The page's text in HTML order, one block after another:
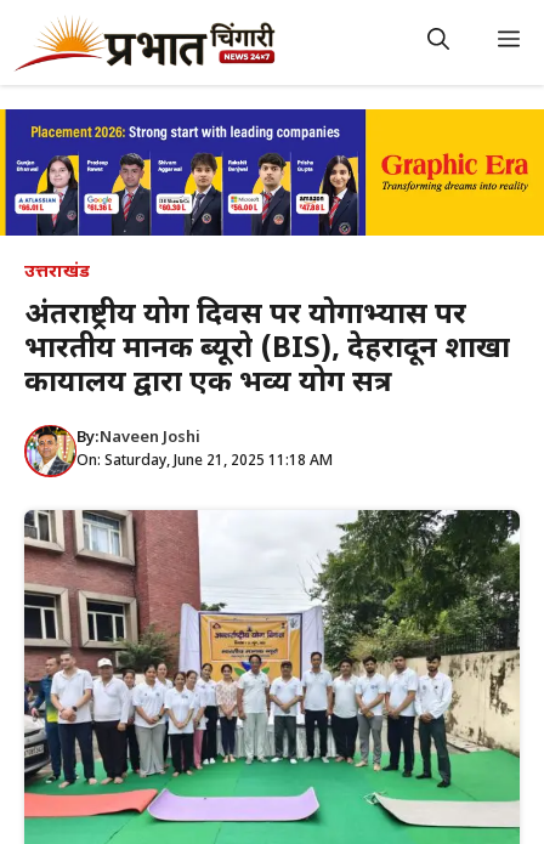
content
उत्तराखंड
अंतर्राष्ट्रीय योग दिवस पर योगाभ्यास पर
भारतीय मानक ब्यूरो (BIS), देहरादून शाखा
कार्यालय द्वारा एक भव्य योग सत्र
By:Naveen Joshi
On: Saturday, June 21, 2025 11:18 AM